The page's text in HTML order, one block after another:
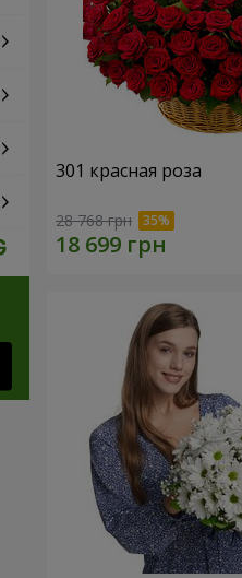
301 красная роза
28 768 грн